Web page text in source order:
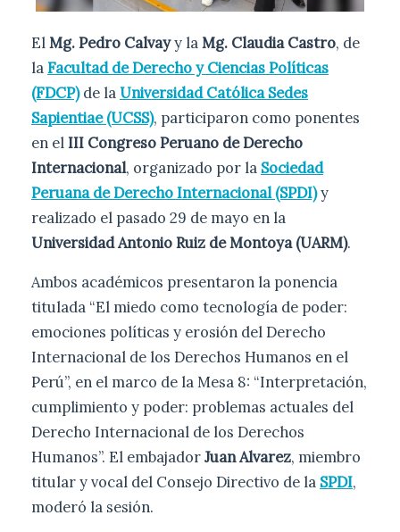
ElMg. Pedro Calvayy laMg. Claudia Castro, de
laFacultad de Derecho y Ciencias Políticas
(FDCP)de laUniversidad Católica Sedes
Sapientiae (UCSS), participaron como ponentes
en elIII Congreso Peruano de Derecho
Internacional, organizado por la Sociedad
Peruana de Derecho Internacional (SPDI)y
realizado el pasado 29 de mayo en la
Universidad Antonio Ruiz de Montoya (UARM).
Ambos académicos presentaron la ponencia
titulada “El miedo como tecnología de poder:
emociones políticas y erosión del Derecho
Internacional de los Derechos Humanos en el
Perú”, en el marco de la Mesa 8: “Interpretación,
cumplimiento y poder: problemas actuales del
Derecho Internacional de los Derechos
Humanos”. El embajadorJuan Alvarez, miembro
titular y vocal del Consejo Directivo de la SPDI,
moderó la sesión.